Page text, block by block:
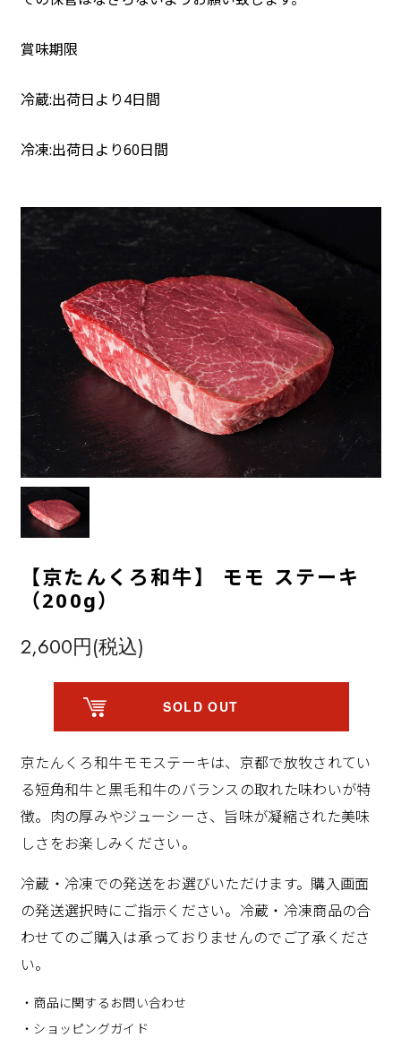
賞味期限
冷蔵:出荷日より4日間
冷凍:出荷日より60日間
【京たんくろ和牛】 モモ ステーキ
（200g）
2,600円(税込)
SOLD OUT
京たんくろ和牛モモステーキは、京都で放牧されてい
る短角和牛と黒毛和牛のバランスの取れた味わいが特
徴。肉の厚みやジューシーさ、旨味が凝縮された美味
しさをお楽しみください。
冷蔵・冷凍での発送をお選びいただけます。購入画面
の発送選択時にご指示ください。冷蔵・冷凍商品の合
わせてのご購入は承っておりませんのでご了承くださ
い。
・商品に関するお問い合わせ
・ショッピングガイド